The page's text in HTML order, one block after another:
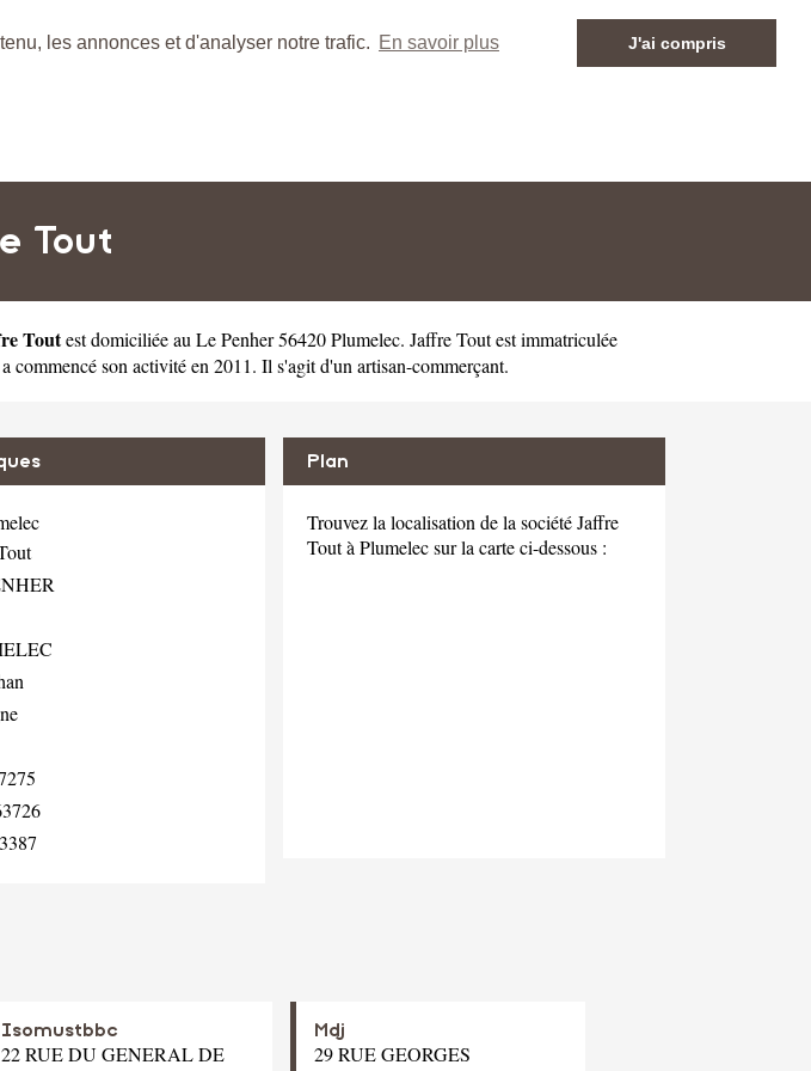
les annonces et d'analyser notre trafic. En savoir plus J'ai compris
Tout
Toutest domiciliée au Le Penher 56420 Plumelec. Jaffre Tout est immatriculée
son activité en 2011. Il s'agit d'un artisan-commerçant.
Plan
Trouvez la localisation de la société Jaffre
Tout à Plumelec sur la carte ci-dessous :
Isomustbbc
22 RUE DU GENERAL DE
Mdj
29 RUE GEORGES